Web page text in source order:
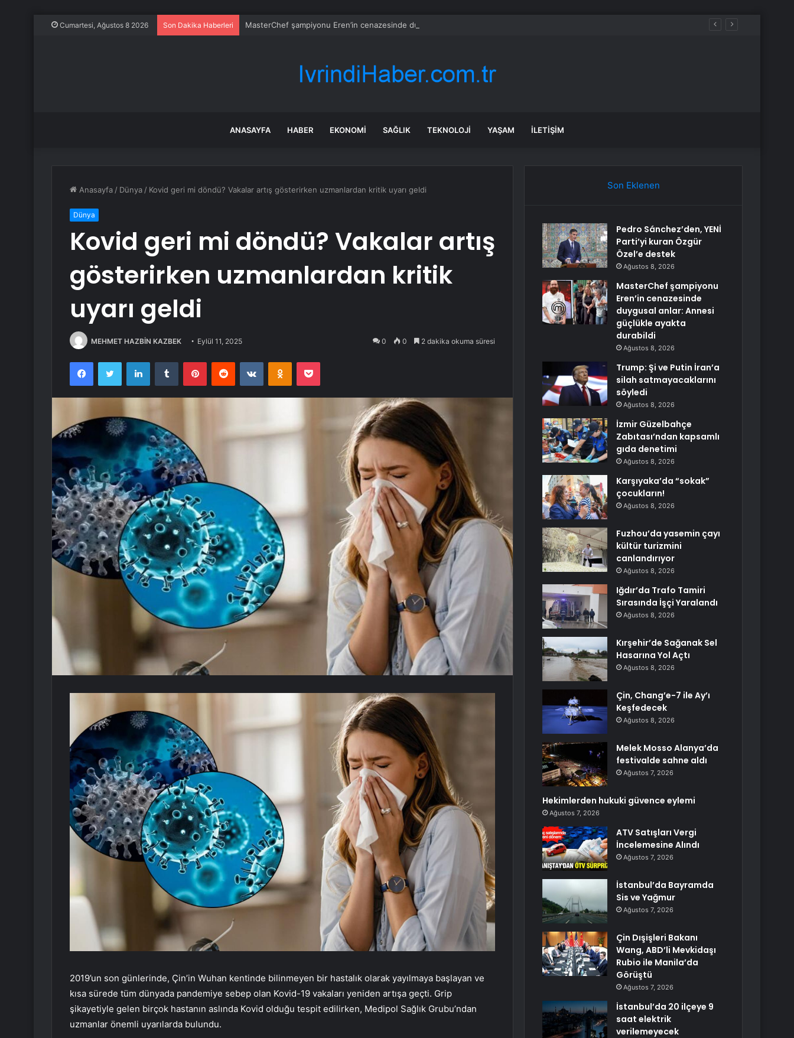
Cumartesi, Ağustos 8 2026 Son Dakika Haberleri MasterChef şampiyonu Eren’in cenazesinde duygusal anlar: Annesi güçlükle ayakta durabildi
ANASAYFA HABER EKONOMI SAĞLIK TEKNOLOJI YAŞAM İLETIŞIM
Anasayfa / Dünya / Kovid geri mi döndü? Vakalar artış gösterirken uzmanlardan kritik uyarı geldi
Dünya
Kovid geri mi döndü? Vakalar artış
gösterirken uzmanlardan kritik
uyarı geldi
MEHMET HAZBİN KAZBEK Eylül 11, 2025 0 0 2 dakika okuma süresi
FacebookTwitter LinkedInTumblr PinterestReddit VKontakteOdnoklassniki
Pocket
2019’un son günlerinde, Çin’in Wuhan kentinde bilinmeyen bir hastalık olarak yayılmaya başlayan ve
kısa sürede tüm dünyada pandemiye sebep olan Kovid-19 vakaları yeniden artışa geçti. Grip
şikayetiyle gelen birçok hastanın aslında Kovid olduğu tespit edilirken, Medipol Sağlık Grubu’ndan
uzmanlar önemli uyarılarda bulundu.
Son Eklenen
Pedro Sánchez’den, YENİ
Parti’yi kuran Özgür
Özel’e destek
Ağustos 8, 2026
MasterChef şampiyonu
Eren’in cenazesinde
duygusal anlar: Annesi
güçlükle ayakta
durabildi
Ağustos 8, 2026
Trump: Şi ve Putin İran’a
silah satmayacaklarını
söyledi
Ağustos 8, 2026
İzmir Güzelbahçe
Zabıtası’ndan kapsamlı
gıda denetimi
Ağustos 8, 2026
Karşıyaka’da “sokak”
çocukların!
Ağustos 8, 2026
Fuzhou’da yasemin çayı
kültür turizmini
canlandırıyor
Ağustos 8, 2026
Iğdır’da Trafo Tamiri
Sırasında İşçi Yaralandı
Ağustos 8, 2026
Kırşehir’de Sağanak Sel
Hasarına Yol Açtı
Ağustos 8, 2026
Çin, Chang’e-7 ile Ay’ı
Keşfedecek
Ağustos 8, 2026
Melek Mosso Alanya’da
festivalde sahne aldı
Ağustos 7, 2026
Hekimlerden hukuki güvence eylemi
Ağustos 7, 2026
ATV Satışları Vergi
İncelemesine Alındı
Ağustos 7, 2026
İstanbul’da Bayramda
Sis ve Yağmur
Ağustos 7, 2026
Çin Dışişleri Bakanı
Wang, ABD’li Mevkidaşı
Rubio ile Manila’da
Görüştü
Ağustos 7, 2026
İstanbul’da 20 ilçeye 9
saat elektrik
verilemeyecek